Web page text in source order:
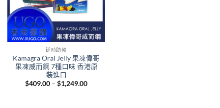
延時助勃
Kamagra Oral Jelly 果凍偉哥
果凍威而鋼 7種口味 香港原
裝進口
$409.00 – $1,249.00Price